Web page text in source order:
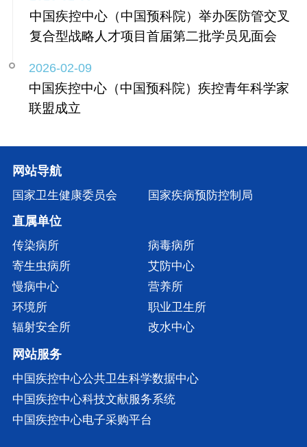
中国疾控中心（中国预科院）举办医防管交叉
复合型战略人才项目首届第二批学员见面会
2026-02-09
中国疾控中心（中国预科院）疾控青年科学家
联盟成立
网站导航
国家卫生健康委员会 国家疾病预防控制局
直属单位
传染病所
病毒病所
寄生虫病所
艾防中心
慢病中心
营养所
环境所
职业卫生所
辐射安全所
改水中心
网站服务
中国疾控中心公共卫生科学数据中心
中国疾控中心科技文献服务系统
中国疾控中心电子采购平台